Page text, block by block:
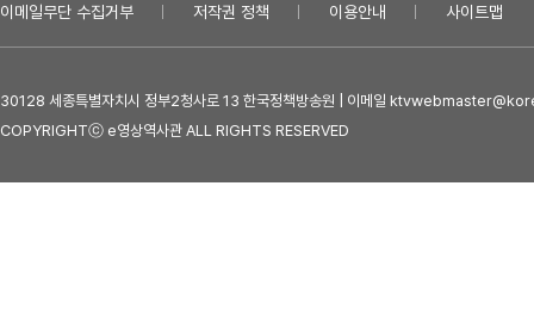
이메일무단 수집거부 저작권 정책 이용안내 사이트맵
30128 세종특별자치시 정부2청사로 13 한국정책방송원 | 이메일
COPYRIGHTⓒ e영상역사관 ALL RIGHTS RESERVED